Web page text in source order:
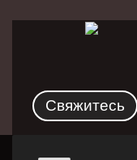
Свяжитесь